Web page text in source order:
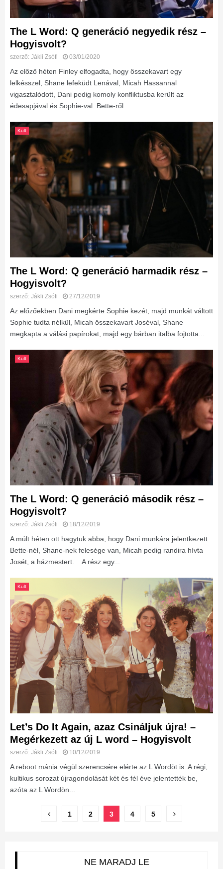
The L Word: Q generáció negyedik rész –
Hogyisvolt?
szerző: Jákli Zsófi 03/01/2020
Az előző héten Finley elfogadta, hogy összekavart egy
lelkésszel, Shane lefeküdt Lenával, Micah Hassannal
vigasztalódott, Dani pedig komoly konfliktusba került az
édesapjával és Sophie-val. Bette-ről...
Kult
The L Word: Q generáció harmadik rész –
Hogyisvolt?
szerző: Jákli Zsófi 27/12/2019
Az előzőekben Dani megkérte Sophie kezét, majd munkát váltott
Sophie tudta nélkül, Micah összekavart Joséval, Shane
megkapta a válási papírokat, majd egy bárban italba fojtotta...
Kult
The L Word: Q generáció második rész –
Hogyisvolt?
szerző: Jákli Zsófi 18/12/2019
A múlt héten ott hagytuk abba, hogy Dani munkára jelentkezett
Bette-nél, Shane-nek felesége van, Micah pedig randira hívta
Josét, a házmestert. A rész egy...
Kult
Let’s Do It Again, azaz Csináljuk újra! –
Megérkezett az új L word – Hogyisvolt
szerző: Jákli Zsófi 10/12/2019
A reboot mánia végül szerencsére elérte az L Wordöt is. A régi,
kultikus sorozat újragondolását két és fél éve jelentették be,
azóta az L Wordön...
Bejegyzések
1 2 3 4 5
NE MARADJ LE